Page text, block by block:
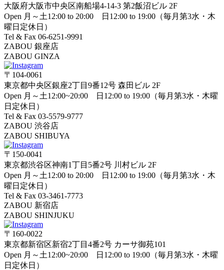
大阪府大阪市中央区南船場4-14-3 第2飯沼ビル 2F
Open 月～土12:00 to 20:00 日12:00 to 19:00（毎月第3水・木
曜日定休日）
Tel & Fax 06-6251-9991
ZABOU 銀座店
ZABOU GINZA
〒104-0061
東京都中央区銀座2丁目9番12号 森田ビル 2F
Open 月～土12:00~20:00 日12:00 to 19:00（毎月第3水・木曜
日定休日）
Tel & Fax 03-5579-9777
ZABOU 渋谷店
ZABOU SHIBUYA
〒150-0041
東京都渋谷区神南1丁目5番2号 川村ビル 2F
Open 月～土12:00 to 20:00 日12:00 to 19:00（毎月第3水・木
曜日定休日）
Tel & Fax 03-3461-7773
ZABOU 新宿店
ZABOU SHINJUKU
〒160-0022
東京都新宿区新宿2丁目4番2号 カーサ御苑101
Open 月～土12:00~20:00 日12:00 to 19:00（毎月第3水・木曜
日定休日）